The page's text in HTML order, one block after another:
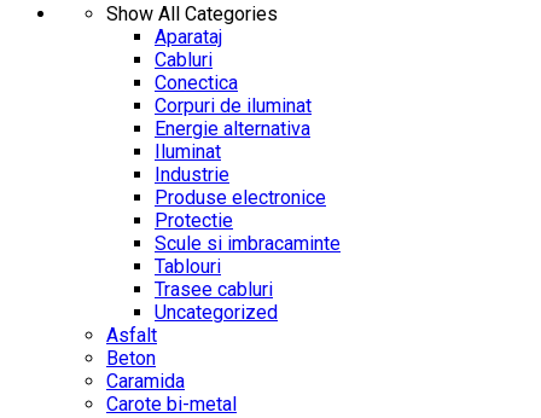
Show All Categories
Aparataj
Cabluri
Conectica
Corpuri de iluminat
Energie alternativa
Iluminat
Industrie
Produse electronice
Protectie
Scule si imbracaminte
Tablouri
Trasee cabluri
Uncategorized
Asfalt
Beton
Caramida
Carote bi-metal